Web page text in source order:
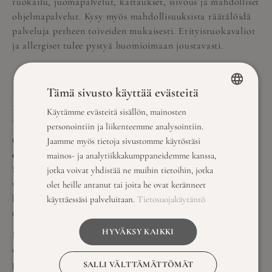
ohjelmapalvelut. Kysy myös mahdollisuuksista räätälöidä
palveluja perheen toiveiden mukaisesti. Erityisruokavaliot
ja allergiset tulee pystyä huomioimaan joustavasti.
Miten varmistan että isäinpäivän
juhla onnistuu täydellisesti?
Onnistuneen isäinpäiväjuhlan takaa huolellinen
ennakkosuunnittelu ja isän mieltymysten huomioiminen
Suunnittele ruokalistat isän lempiruokien ympärille ja
varmista, että ohjelma vastaa hänen kiinnostuksen
kohteitaan. Varaudu sääolosuhteisiin, jos juhlassa on
ulko-osuuksia.
Ruokapalvelujen suunnittelu on kriittistä juhlan
onnistumisen kannalta. Keskustele juhlatilan kanssa isän ja
perheen mieltymyksistä. Monet isät arvostavat perinteisiä
Tämä sivusto käyttää evästeitä
Käytämme evästeitä sisällön, mainosten
personointiin ja liikenteemme analysointiin.
Jaamme myös tietoja sivustomme käytöstäsi
mainos- ja analytiikkakumppaneidemme kanssa,
jotka voivat yhdistää ne muihin tietoihin, jotka
olet heille antanut tai joita he ovat keränneet
käyttäessäsi palveluitaan. Tietosuojakäytäntö
HYVÄKSY KAIKKI
SALLI VÄLTTÄMÄTTÖMÄT